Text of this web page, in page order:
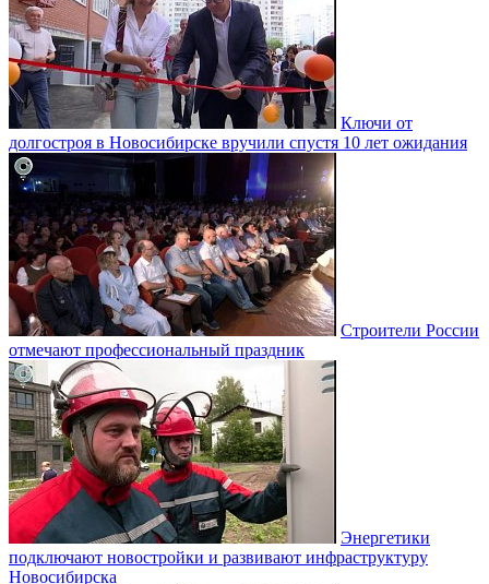
Ключи от
долгостроя в Новосибирске вручили спустя 10 лет ожидания
Строители России
отмечают профессиональный праздник
Энергетики
подключают новостройки и развивают инфраструктуру
Новосибирска